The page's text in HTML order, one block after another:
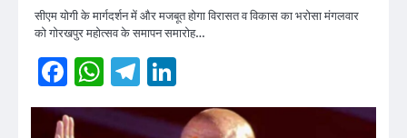
सीएम योगी के मार्गदर्शन में और मजबूत होगा विरासत व विकास का भरोसा मंगलवार
को गोरखपुर महोत्सव के समापन समारोह…
Facebook
WhatsApp
Telegram